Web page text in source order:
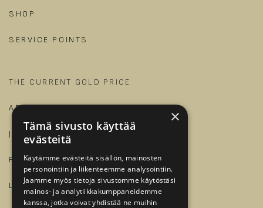
SHOP
SERVICE POINTS
THE CURRENT GOLD PRICE
ARTICLES AND GUIDES
JALONOM
FOR BUSINESSES
LOG IN
×
Tämä sivusto käyttää
evästeitä
Käytämme evästeitä sisällön, mainosten
personointiin ja liikenteemme analysointiin.
Jaamme myös tietoja sivustomme käytöstäsi
mainos- ja analytiikkakumppaneidemme
kanssa, jotka voivat yhdistää ne muihin